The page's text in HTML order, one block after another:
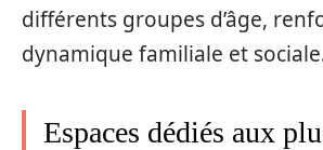
différents groupes d’âge,
dynamique familiale et
Espaces dédiés aux